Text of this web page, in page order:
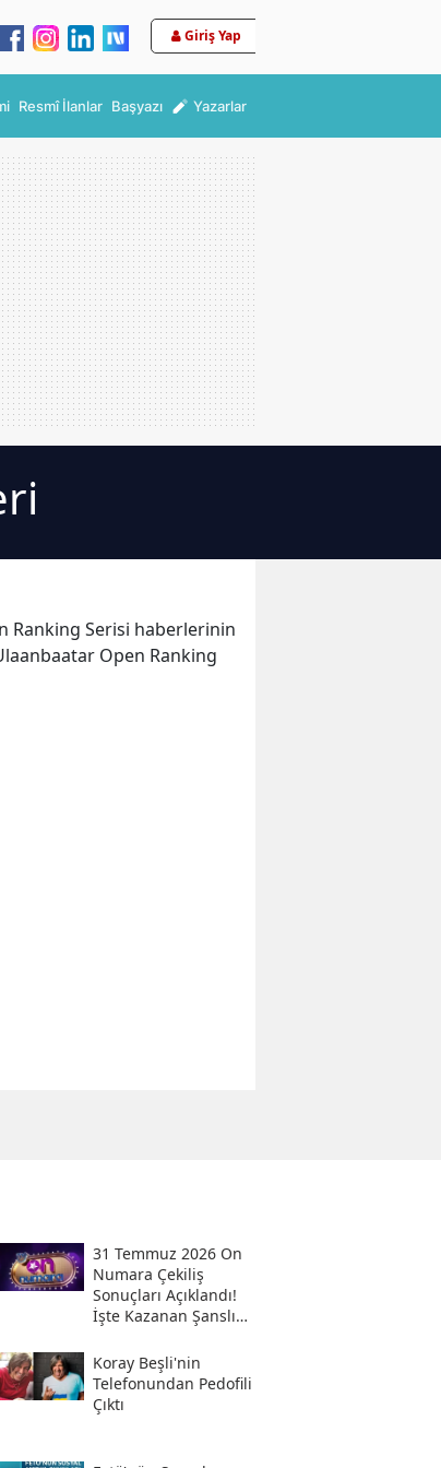
Giriş Yap
Resmî İlanlar Başyazı Yazarlar
Ranking Serisi haberlerinin
Open Ranking
31 Temmuz 2026 On
Numara Çekiliş
Sonuçları Açıklandı!
İşte Kazanan Şanslı
Sorgulama Ekranı
Koray Beşli'nin
Telefonundan Pedofili
Çıktı